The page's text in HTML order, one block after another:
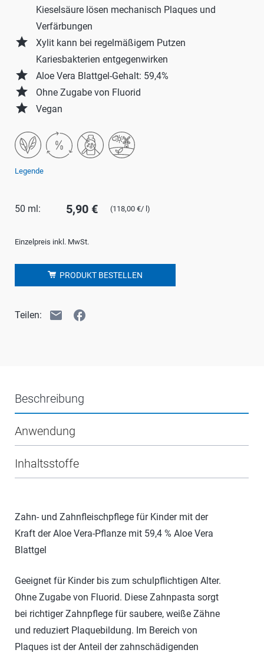
Kieselsäure lösen mechanisch Plaques und
Verfärbungen
grade
Xylit kann bei regelmäßigem Putzen
Kariesbakterien entgegenwirken
grade Aloe Vera Blattgel-Gehalt: 59,4%
grade Ohne Zugabe von Fluorid
grade Vegan
Legende
50 ml: 5,90 € (118,00 €/ l)
Einzelpreis inkl. MwSt.
PRODUKT BESTELLEN
Teilen: email facebook
Beschreibung
Anwendung
Inhaltsstoffe
Zahn- und Zahnfleischpflege für Kinder mit der
Kraft der Aloe Vera-Pflanze mit 59,4 % Aloe Vera
Blattgel
Geeignet für Kinder bis zum schulpflichtigen Alter.
Ohne Zugabe von Fluorid. Diese Zahnpasta sorgt
bei richtiger Zahnpflege für saubere, weiße Zähne
und reduziert Plaquebildung. Im Bereich von
Plaques ist der Anteil der zahnschädigenden